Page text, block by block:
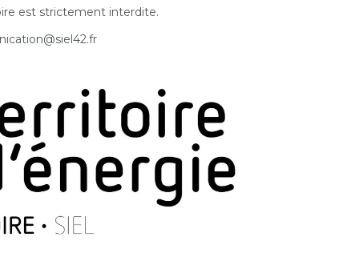
est strictement interdite.